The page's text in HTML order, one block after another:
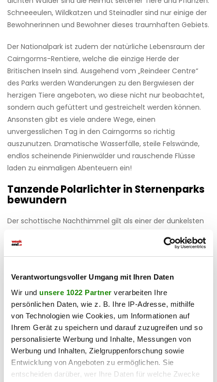
Verantwortungsvoller Umgang mit Ihren Daten
Wir und unsere 1022 Partner verarbeiten Ihre
persönlichen Daten, wie z. B. Ihre IP-Adresse, mithilfe
von Technologien wie Cookies, um Informationen auf
Ihrem Gerät zu speichern und darauf zuzugreifen und so
personalisierte Werbung und Inhalte, Messungen von
Werbung und Inhalten, Zielgruppenforschung sowie
Entwicklung von Angeboten zu ermöglichen. Sie
entscheiden darüber, wer Ihre Daten für welche Zwecke
Schneeeulen, Wildkatzen und Steinadler sind nur einige der
Bewohnerinnen und Bewohner dieses traumhaften Gebiets.
Der Nationalpark ist zudem der natürliche Lebensraum der
Cairngorms-Rentiere, welche die einzige Herde der
Britischen Inseln sind. Ausgehend vom „Reindeer Centre“
des Parks werden Wanderungen zu den Bergwiesen der
herzigen Tiere angeboten, wo diese nicht nur beobachtet,
sondern auch gefüttert und gestreichelt werden können.
Ansonsten gibt es viele andere Wege, einen
unvergesslichen Tag in den Cairngorms so richtig
auszunutzen. Dramatische Wasserfälle, steile Felswände,
endlos scheinende Pinienwälder und rauschende Flüsse
laden zu einmaligen Abenteuern ein!
Tanzende Polarlichter in Sternenparks
bewundern
Der schottische Nachthimmel gilt als einer der dunkelsten
zahlreichen Dark Sky Parks und Dark Sky Discovery Sites. An
diesen fabelhaften Orten herrscht so gut wie keine
seine Schönheit zur Gänze offenbaren kann. Übersät mit
glitzernden Sternen und weit entfernten Himmelskörpern
zieht der pechschwarze Nachthimmel Tausende Reisende
in seinen Bann.
Manche davon sind jedoch auf der Suche nach einem
anderen Phänomen: den Nordlichtern. Vor allem in den
kalten Herbst- und Wintermonaten stehen in Schottland
die Chancen gut, Polarlichter zu erspähen.